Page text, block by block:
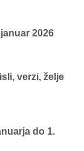
2026
verzi, želje
do 1.